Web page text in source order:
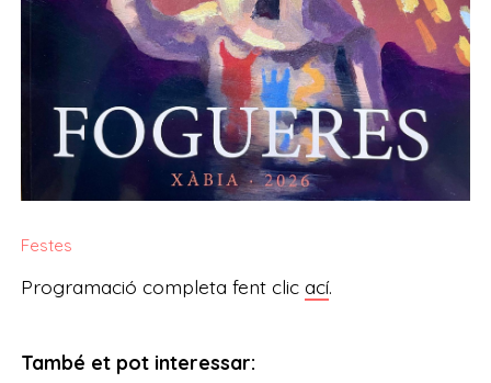
Festes
Programació completa fent clic ací.
També et pot interessar: